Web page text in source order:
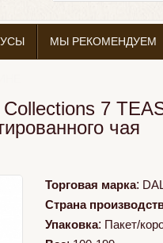
МЫ РЕКОМЕНДУЕМ
7
чая
Торговая марка:
Страна
Упаковка: Пакет/